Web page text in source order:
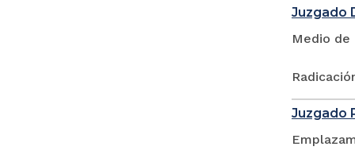
Juzgado
Medio de
Juzgado